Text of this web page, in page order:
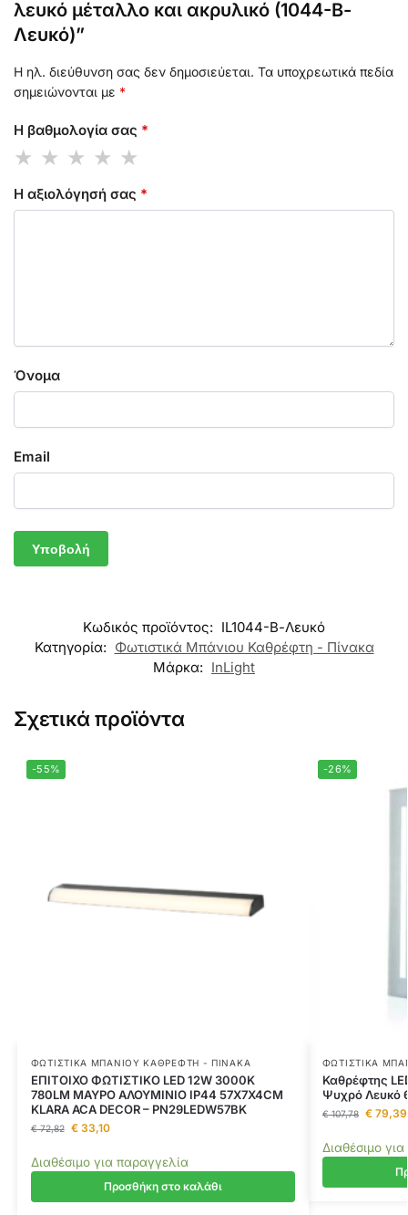
λευκό μέταλλο και ακρυλικό (1044-Β-
Λευκό)”
Η ηλ. διεύθυνση σας δεν δημοσιεύεται. Τα υποχρεωτικά πεδία
σημειώνονται με *
Η βαθμολογία σας *
Η αξιολόγησή σας *
Όνομα
Email
Κωδικός προϊόντος: IL1044-Β-Λευκό
Κατηγορία: Φωτιστικά Μπάνιου Καθρέφτη - Πίνακα
Μάρκα: InLight
Σχετικά προϊόντα
-55%
ΦΩΤΙΣΤΙΚΆ ΜΠΆΝΙΟΥ ΚΑΘΡΈΦΤΗ - ΠΊΝΑΚΑ
ΕΠΙΤΟΙΧΟ ΦΩΤΙΣΤΙΚΟ LED 12W 3000K
780LM ΜΑΥΡΟ ΑΛΟΥΜΙΝΙΟ IP44 57X7X4CM
KLARA ACA DECOR – PN29LEDW57BK
€72,82 €33,10
Διαθέσιμο για παραγγελία
Προσθήκη στο καλάθι
-26%
ΦΩΤΙΣΤΙΚΆ
Καθρέφτης
Ψυχρό Λευκό
€107,78 €79,39
Διαθέσιμο